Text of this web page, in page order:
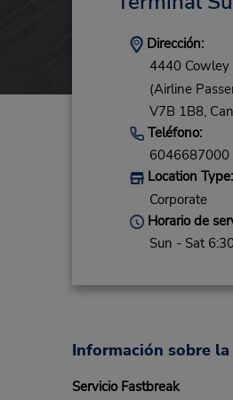
Dirección:
4440 Cowley
(Airline
V7B 1B8,
Teléfono:
6046687000
Location Type:
Corporate
Horario de
Sun - Sat
Información sobre
Servicio Fastbreak